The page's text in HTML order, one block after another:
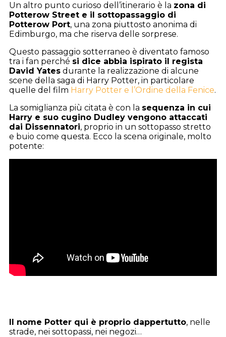
Un altro punto curioso dell’itinerario è la zona di
Potterow Street e il sottopassaggio di
Potterow Port, una zona piuttosto anonima di
Edimburgo, ma che riserva delle sorprese.
Questo passaggio sotterraneo è diventato famoso
tra i fan perché si dice abbia ispirato il regista
David Yates durante la realizzazione di alcune
scene della saga di Harry Potter, in particolare
quelle del film Harry Potter e l’Ordine della Fenice.
La somiglianza più citata è con la sequenza in cui
Harry e suo cugino Dudley vengono attaccati
dai Dissennatori, proprio in un sottopasso stretto
e buio come questa. Ecco la scena originale, molto
potente:
Il nome Potter qui è proprio dappertutto, nelle
strade, nei sottopassi, nei negozi…